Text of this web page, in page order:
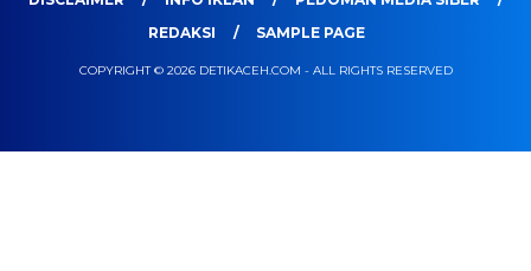
REDAKSI
SAMPLE PAGE
COPYRIGHT © 2026 DETIKACEH.COM - ALL RIGHTS RESERVED